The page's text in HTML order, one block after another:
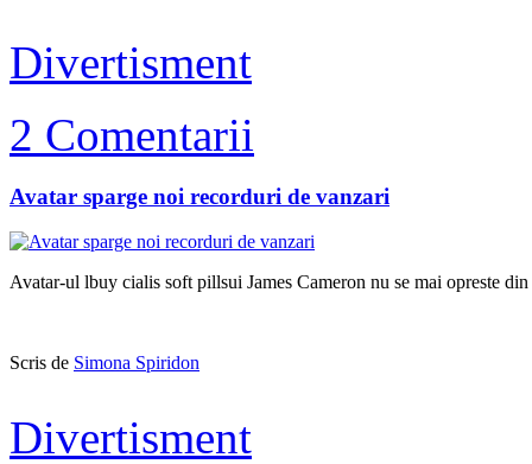
Divertisment
2 Comentarii
Avatar sparge noi recorduri de vanzari
Avatar-ul lbuy cialis soft pillsui James Cameron nu se mai opreste
Scris de Simona Spiridon
Divertisment